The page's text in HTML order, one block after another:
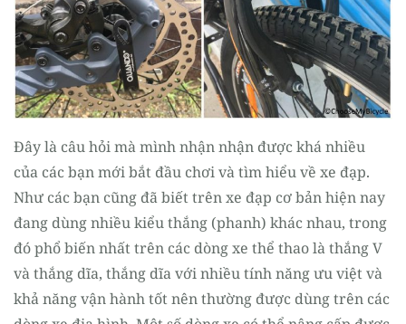
Login
Register
Đây là câu hỏi mà mình nhận nhận được khá nhiều
của các bạn mới bắt đầu chơi và tìm hiểu về xe đạp.
Như các bạn cũng đã biết trên xe đạp cơ bản hiện nay
đang dùng nhiều kiểu thắng (phanh) khác nhau, trong
đó phổ biến nhất trên các dòng xe thể thao là thắng V
và thắng dĩa, thắng dĩa với nhiều tính năng ưu việt và
khả năng vận hành tốt nên thường được dùng trên các